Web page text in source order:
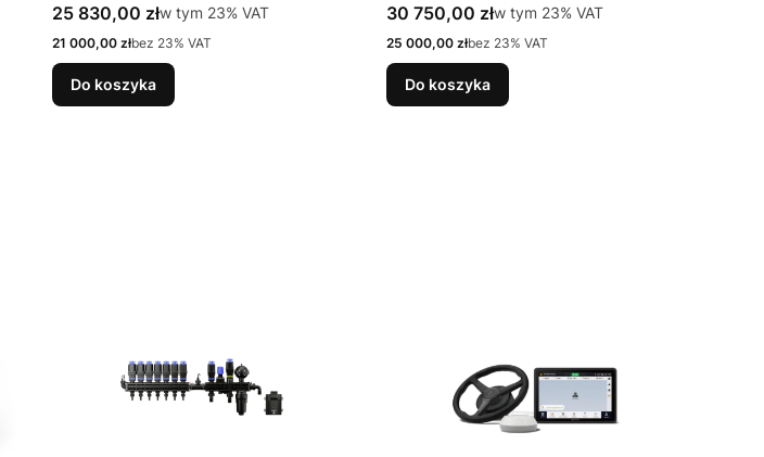
Cena brutto
25 830,00 złw tym %s VAT
w tym 23% VAT
Cena netto
21 000,00 złbez 23% VAT
Do koszyka
Cena brutto
30 750,00 złw tym %s VAT
w tym 23% VAT
Cena netto
25 000,00 złbez 23% VAT
Do koszyka